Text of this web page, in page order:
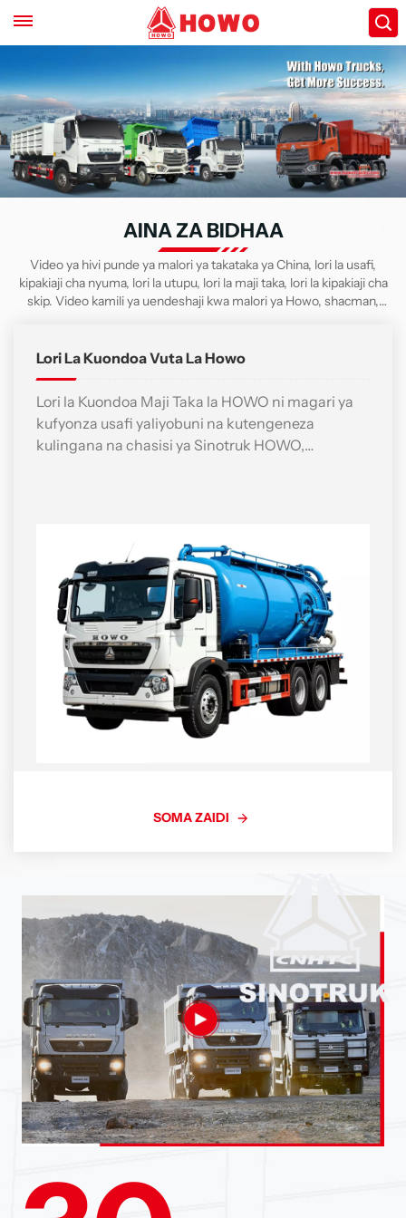
AINA ZA BIDHAA
Video ya hivi punde ya malori ya takataka ya China, lori la usafi,
kipakiaji cha nyuma, lori la utupu, lori la maji taka, lori la kipakiaji cha
skip. Video kamili ya uendeshaji kwa malori ya Howo, shacman,
Lori La Kuondoa Vuta La Howo
Lori la Kuondoa Maji Taka la HOWO ni magari ya
kufyonza usafi yaliyobuni na kutengeneza
kulingana na chasisi ya Sinotruk HOWO,
inaweza kutumika kukusanya, kuhifadhi,
kusafirisha na kutoa maji taka ya kioevu, kama vile
maji machafu, tope, mafuta ghafi, septic, dimbwi
la maji taka, n.k. Pia inapatikana kwa kufyonza
vitu vikali, ikiwa ni pamoja na mawe madogo na
matofali, yenye kipenyo kisichozidi 8cm.Kama
mtengenezaji mtaalamu wa magari ya usafi, CS
TRUCKS hutoa huduma maalum Lori la kufyonza
maji taka la HOWO kama chombo muhimu kwa
chini: Chaguo mfumo wa pampu ya utupu: Pampu
nk.Pampu ya utupu ya Italia BP (Battioni Pagani)
MEC6500, MEC8000, MEC9000, MEC11000,
nk.Chapa ya Kichina ya WEILONG na pampu ya
utupu ya YIFENG, upoezaji wa hewa na mzunguko
wa maji vyote ni hiari ILori la pampu ya tope la
Howo 6 CBM◆Kabati: HOWO Light Duty◆Hifadhi:
4×2, LHD / RHD◆Injini: YUNNEI YN4102QBZL
116HP◆Msingi wa magurudumu: 3360 / 3800
mm◆Mfumo wa pampu ya utupu: WEILONG
68/7000◆Uwezo wa tanki la utupu: 6
Cbm MimiLori la kufyonza pampu ya utupu ya
Howo 10-12 CBM◆Kabati: HOWO HW76◆Hifadhi:
290HP◆Msingi wa magurudumu: 4600
mm◆Mfumo wa pampu ya utupu: Pampu ya
SOMA ZAIDI